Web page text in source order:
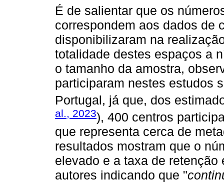
É de salientar que os
correspondem aos dados de
disponibilizaram na
totalidade destes espaços a
o tamanho da amostra,
participaram nestes estudos
Portugal, já que, dos
al., 2023), 400 centros
que representa cerca de
resultados mostram que o
elevado e a taxa de
autores indicando que "